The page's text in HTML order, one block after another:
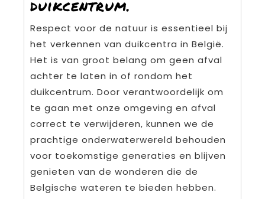
duikcentrum.
Respect voor de natuur is essentieel bij
het verkennen van duikcentra in België.
Het is van groot belang om geen afval
achter te laten in of rondom het
duikcentrum. Door verantwoordelijk om
te gaan met onze omgeving en afval
correct te verwijderen, kunnen we de
prachtige onderwaterwereld behouden
voor toekomstige generaties en blijven
genieten van de wonderen die de
Belgische wateren te bieden hebben.